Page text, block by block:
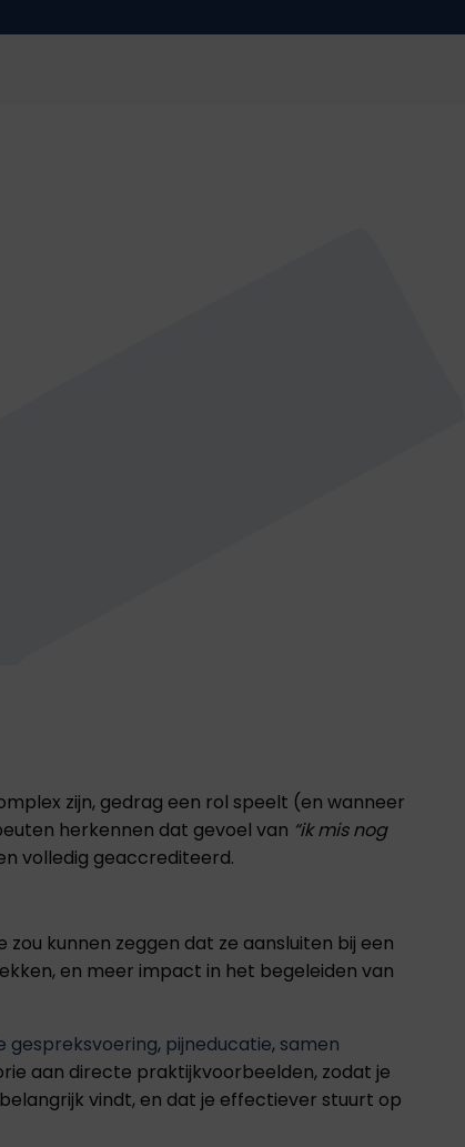
zijn, gedrag een rol speelt (en wanneer
herkennen dat gevoel van “ik mis nog
volledig geaccrediteerd.
kunnen zeggen dat ze aansluiten bij een
en meer impact in het begeleiden van
gespreksvoering, pijneducatie, samen
aan directe praktijkvoorbeelden, zodat je
vindt, en dat je effectiever stuurt op